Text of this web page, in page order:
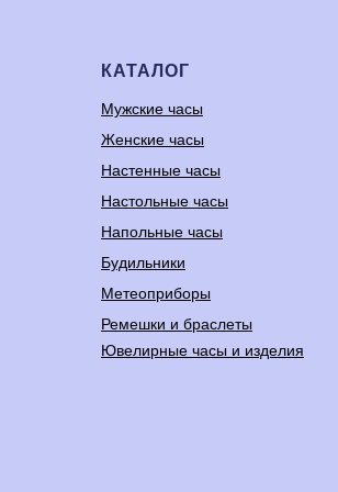
КАТАЛОГ
Мужские часы
Женские часы
Настенные часы
Настольные часы
Напольные часы
Будильники
Метеоприборы
Ремешки и браслеты
Ювелирные часы и изделия